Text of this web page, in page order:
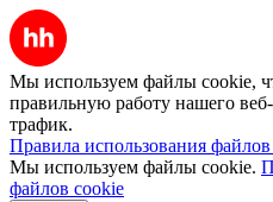
Мы используем файлы cookie,
правильную работу нашего
трафик.
Правила использования
Мы используем файлы cookie.
файлов cookie